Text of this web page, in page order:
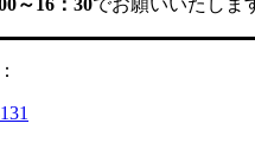
～16：30でお願いいたしま